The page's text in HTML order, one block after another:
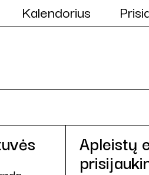
Kalendorius
Apleistų